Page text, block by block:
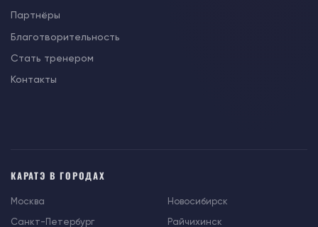
Партнёры
Благотворительность
Стать тренером
Контакты
КАРАТЭ В ГОРОДАХ
Москва
Санкт-Петербург
Новосибирск
Райчихинск